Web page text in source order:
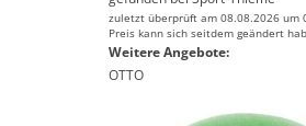
zuletzt überprüft am 08.08.2026 um
Preis kann sich seitdem geändert
Weitere Angebote:
OTTO